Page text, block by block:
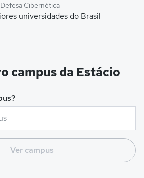
Cibernética
universidades do Brasil
campus da Estácio
Ver campus